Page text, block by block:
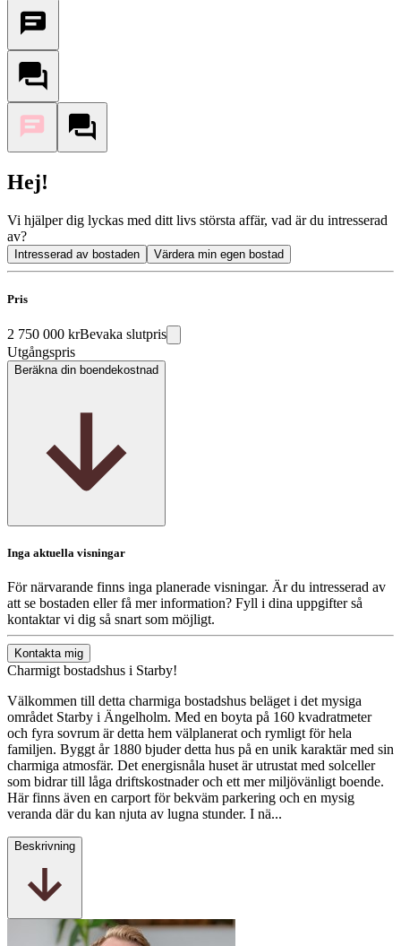
Hej!
Vi hjälper dig lyckas med ditt livs största affär, vad är du intresserad
av?
Intresserad av bostaden Värdera min egen bostad
Pris
2 750 000 krBevaka slutpris
Utgångspris
Beräkna din boendekostnad
Inga aktuella visningar
För närvarande finns inga planerade visningar. Är du intresserad av
att se bostaden eller få mer information? Fyll i dina uppgifter så
kontaktar vi dig så snart som möjligt.
Kontakta mig
Charmigt bostadshus i Starby!
Välkommen till detta charmiga bostadshus beläget i det mysiga
området Starby i Ängelholm. Med en boyta på 160 kvadratmeter
och fyra sovrum är detta hem välplanerat och rymligt för hela
familjen. Byggt år 1880 bjuder detta hus på en unik karaktär med sin
charmiga atmosfär. Det energisnåla huset är utrustat med solceller
som bidrar till låga driftskostnader och ett mer miljövänligt boende.
Här finns även en carport för bekväm parkering och en mysig
veranda där du kan njuta av lugna stunder. I nä...
Beskrivning